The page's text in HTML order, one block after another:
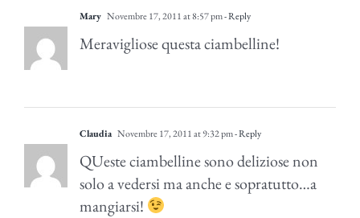
Mary Novembre 17, 2011 at 8:57 pm- Reply
Meravigliose questa ciambelline!
Claudia Novembre 17, 2011 at 9:32 pm- Reply
QUeste ciambelline sono deliziose non
solo a vedersi ma anche e sopratutto…a
mangiarsi!